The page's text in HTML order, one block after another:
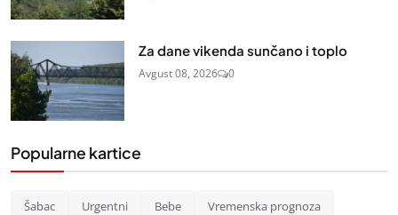
Za dane vikenda sunčano i toplo
Avgust 08, 2026 0
Popularne kartice
Šabac Urgentni Bebe Vremenska prognoza